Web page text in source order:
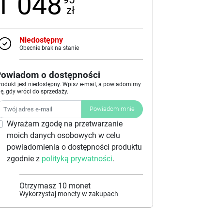
zł
Niedostępny
Obecnie brak na stanie
o dostępności
jest niedostępny. Wpisz e-mail, a powiadomimy
gdy wróci do sprzedaży.
Powiadom mnie
Wyrażam zgodę na przetwarzanie
moich danych osobowych w celu
powiadomienia o dostępności produktu
zgodnie z polityką prywatności.
Otrzymasz 10 monet
Wykorzystaj monety w zakupach